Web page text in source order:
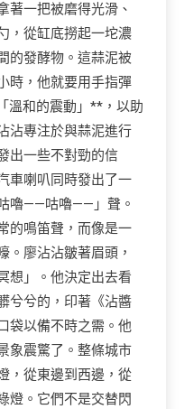
著一把被磨得光滑、
，從缸底撈起一坨濃
的發酵物。這蒜泥被
時，他就要用手指彈
溫和的震動」**，以助
沾專注於與蒜泥進行
出一些不對勁的信
車喇叭同時發出了一
嚕——咕嚕——」聲。
的鳴笛聲，而像是一
。廖沾沾皺著眉頭，
想」。他決定出去看
兮兮的，印著《沾醬
袋以備不時之需。他
象震驚了。整條城市
，從東邊到西邊，從
燈。它們不是交替閃